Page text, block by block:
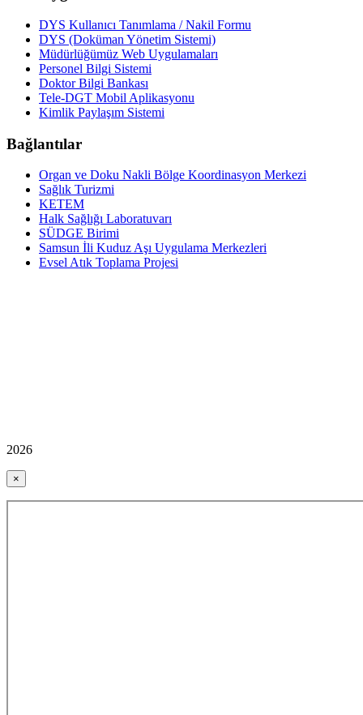
DYS Kullanıcı Tanımlama / Nakil Formu
DYS (Doküman Yönetim Sistemi)
Müdürlüğümüz Web Uygulamaları
Personel Bilgi Sistemi
Doktor Bilgi Bankası
Tele-DGT Mobil Aplikasyonu
Kimlik Paylaşım Sistemi
Bağlantılar
Organ ve Doku Nakli Bölge Koordinasyon Merkezi
Sağlık Turizmi
KETEM
Halk Sağlığı Laboratuvarı
SÜDGE Birimi
Samsun İli Kuduz Aşı Uygulama Merkezleri
Evsel Atık Toplama Projesi
2026
×